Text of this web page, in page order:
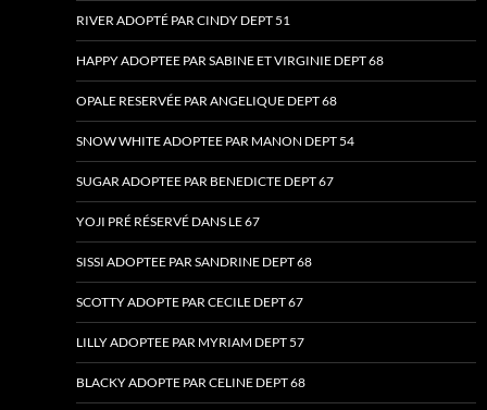
RIVER ADOPTÉ PAR CINDY DEPT 51
HAPPY ADOPTEE PAR SABINE ET VIRGINIE DEPT 68
OPALE RESERVÉE PAR ANGELIQUE DEPT 68
SNOW WHITE ADOPTEE PAR MANON DEPT 54
SUGAR ADOPTEE PAR BENEDICTE DEPT 67
YOJI PRÉ RÉSERVÉ DANS LE 67
SISSI ADOPTEE PAR SANDRINE DEPT 68
SCOTTY ADOPTE PAR CECILE DEPT 67
LILLY ADOPTEE PAR MYRIAM DEPT 57
BLACKY ADOPTE PAR CELINE DEPT 68